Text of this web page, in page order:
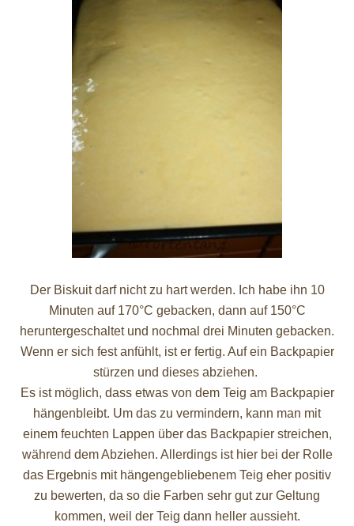
Der Biskuit darf nicht zu hart werden. Ich habe ihn 10
Minuten auf 170°C gebacken, dann auf 150°C
heruntergeschaltet und nochmal drei Minuten gebacken.
Wenn er sich fest anfühlt, ist er fertig. Auf ein Backpapier
stürzen und dieses abziehen.
Es ist möglich, dass etwas von dem Teig am Backpapier
hängenbleibt. Um das zu vermindern, kann man mit
einem feuchten Lappen über das Backpapier streichen,
während dem Abziehen. Allerdings ist hier bei der Rolle
das Ergebnis mit hängengebliebenem Teig eher positiv
zu bewerten, da so die Farben sehr gut zur Geltung
kommen, weil der Teig dann heller aussieht.